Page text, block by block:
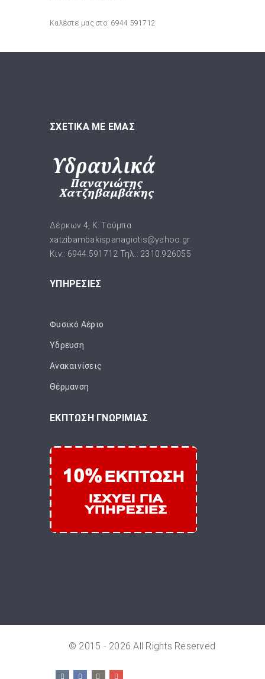
Καλέστε μας στο: 6944 591712
ΣΧΕΤΙΚΑ ΜΕ ΕΜΑΣ
Δέρκων 4, Κ. Τούμπα
xatzibambakispanagiotis@yahoo.gr
Κιν.: 6944.591712 Τηλ.: 2310.926055
ΥΠΗΡΕΣΙΕΣ
Φυσικό Αέριο
Ύδρευση
Ανακαινίσεις
Θέρμανση
ΕΚΠΤΩΣΗ ΓΝΩΡΙΜΙΑΣ
© 2015 - 2026 All Rights Reserved